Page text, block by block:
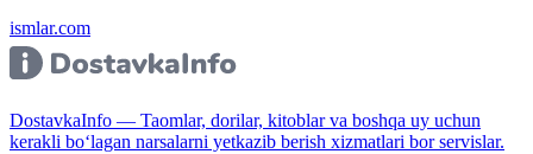
ismlar.com
DostavkaInfo — Taomlar, dorilar, kitoblar va boshqa uy uchun
kerakli bo‘lagan narsalarni yetkazib berish xizmatlari bor servislar.